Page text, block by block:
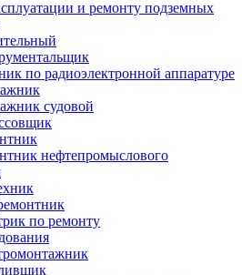
и ремонту подземных
по радиоэлектронной аппаратуре
судовой
нефтепромыслового
по ремонту